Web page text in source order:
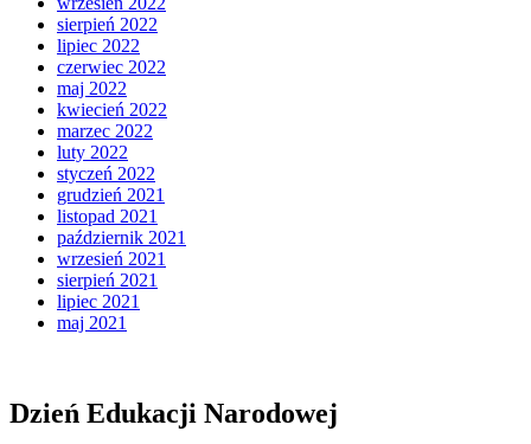
sierpień 2022
lipiec 2022
czerwiec 2022
maj 2022
kwiecień 2022
marzec 2022
luty 2022
styczeń 2022
grudzień 2021
listopad 2021
październik 2021
wrzesień 2021
sierpień 2021
lipiec 2021
maj 2021
Dzień Edukacji Narodowej